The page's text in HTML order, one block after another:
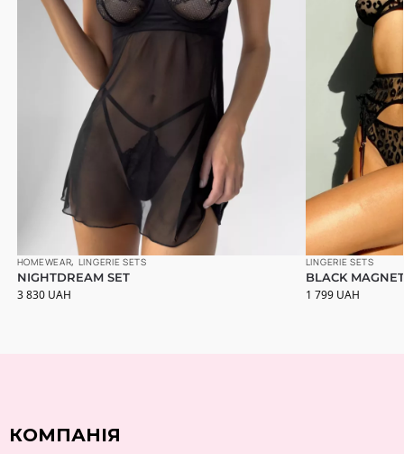
HOMEWEAR, LINGERIE SETS
NIGHTDREAM SET
3 830 UAH
LINGERIE SETS
BLACK
1 799 UAH
КОМПАНІЯ